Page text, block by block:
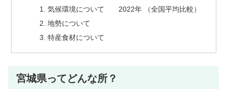
気候環境について 2022年 （全国平均比較）
地勢について
特産食材について
宮城県ってどんな所？